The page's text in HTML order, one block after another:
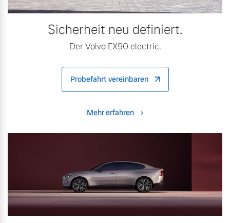
Sicherheit neu definiert.
Der Volvo EX90 electric.
Probefahrt vereinbaren
Mehr erfahren